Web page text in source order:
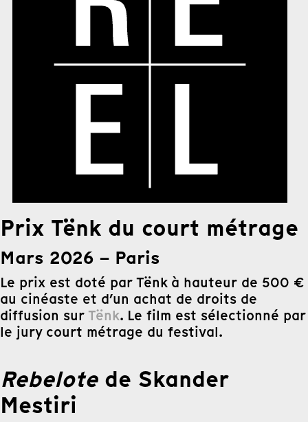
Prix Tënk du court métrage
Mars 2026 – Paris
Le prix est doté par Tënk à hauteur de 500 €
au cinéaste et d’un achat de droits de
diffusion sur Tënk. Le film est sélectionné par
le jury court métrage du festival.
Rebelote de Skander
Mestiri